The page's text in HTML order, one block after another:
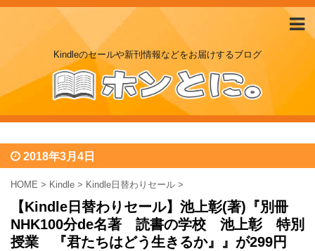
Kindleのセールや新刊情報などをお届けするブログ
2018年3月4日
HOME > Kindle > Kindle日替わりセール >
【Kindle日替わりセール】池上彰(著)『別冊
NHK100分de名著 読書の学校 池上彰 特別
授業 『君たちはどう生きるか』』が299円